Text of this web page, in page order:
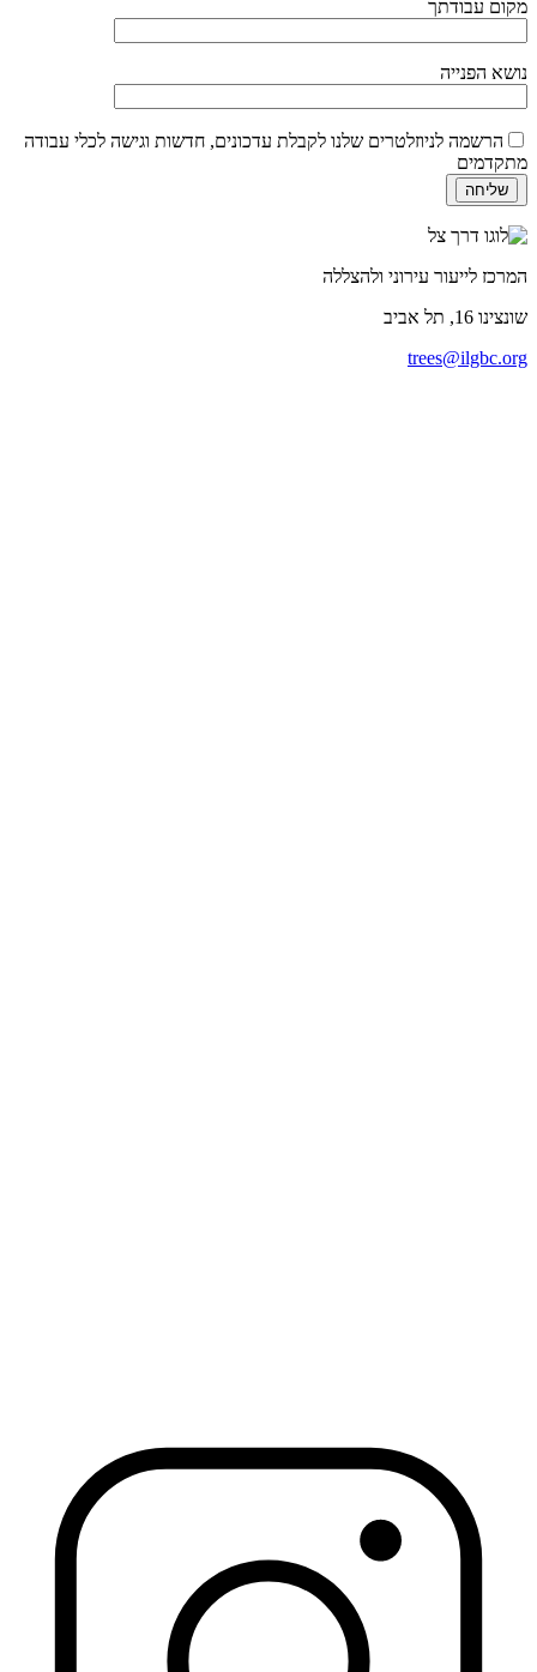
מקום עבודתך
נושא הפנייה
הרשמה לניוזלטרים שלנו לקבלת עדכונים, חדשות וגישה לכלי עבודה
מתקדמים
המרכז לייעור עירוני ולהצללה
שונצינו 16, תל אביב
trees@ilgbc.org